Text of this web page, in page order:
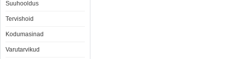
Suuhooldus
Tervishoid
Kodumasinad
Varutarvikud